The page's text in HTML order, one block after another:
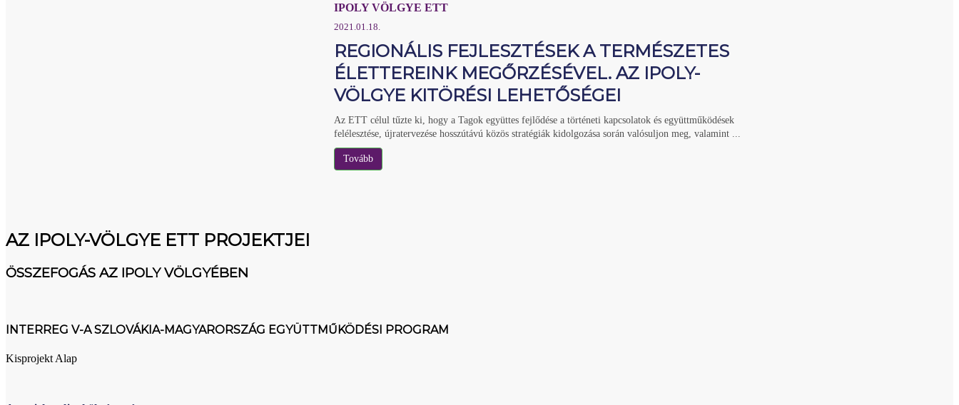
IPOLY VÖLGYE ETT
2021.01.18.
REGIONÁLIS FEJLESZTÉSEK A TERMÉSZETES
ÉLETTEREINK MEGŐRZÉSÉVEL. AZ IPOLY-
VÖLGYE KITÖRÉSI LEHETŐSÉGEI
Az ETT célul tűzte ki, hogy a Tagok együttes fejlődése a történeti kapcsolatok és együttműködések
felélesztése, újratervezése hosszútávú közös stratégiák kidolgozása során valósuljon meg, valamint ...
Tovább
AZ IPOLY-VÖLGYE ETT PROJEKTJEI
ÖSSZEFOGÁS AZ IPOLY VÖLGYÉBEN
INTERREG V-A SZLOVÁKIA-MAGYARORSZÁG EGYÜTTMŰKÖDÉSI PROGRAM
Kisprojekt Alap